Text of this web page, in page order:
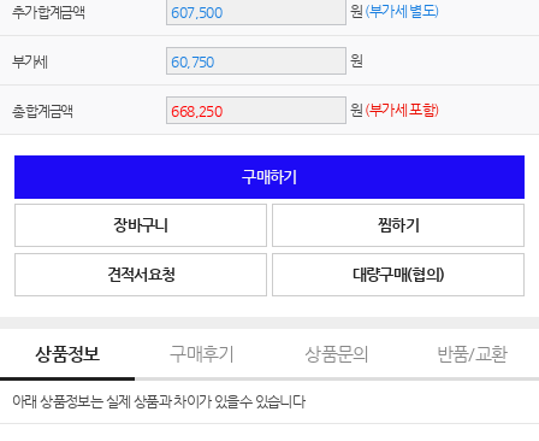
추가 합계금액 원 (부가세 별도)
부가세 원
총 합계금액 원 (부가세 포함)
구매하기
장바구니 찜하기
견적서요청 대량구매(협의)
상품정보 구매후기 상품문의 반품/교환
아래 상품정보는 실제 상품과 차이가 있을수 있습니다